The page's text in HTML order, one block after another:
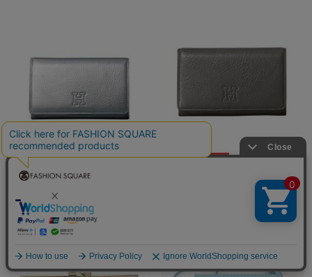
10％ポイントバック
HIROFU
¥49,500
10％ポイントバック